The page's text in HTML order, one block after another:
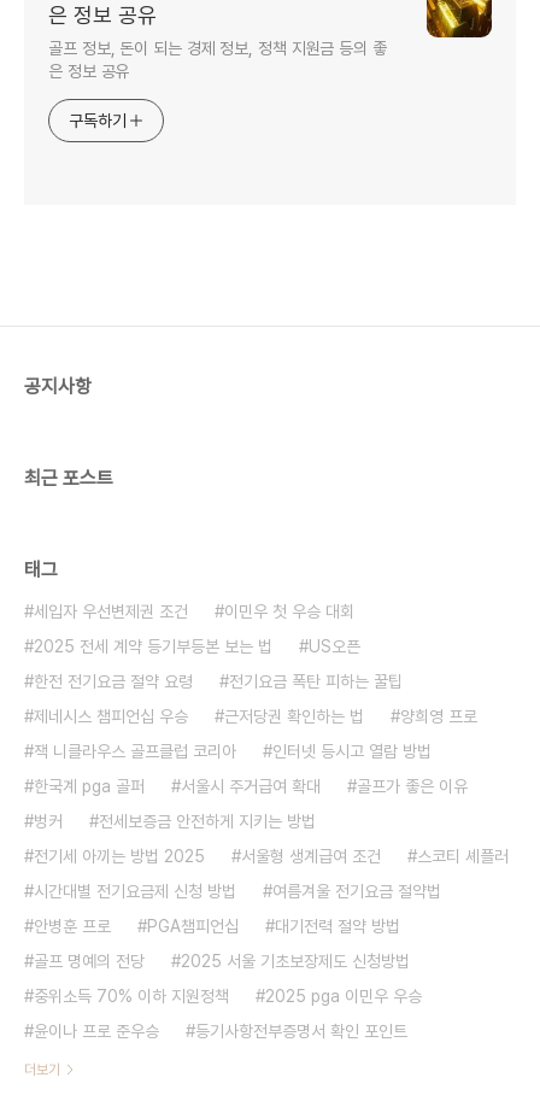
은 정보 공유
골프 정보, 돈이 되는 경제 정보, 정책 지원금 등의 좋
은 정보 공유
구독하기
공지사항
최근 포스트
태그
세입자 우선변제권 조건
이민우 첫 우승 대회
2025 전세 계약 등기부등본 보는 법
US오픈
한전 전기요금 절약 요령
전기요금 폭탄 피하는 꿀팁
제네시스 챔피언십 우승
근저당권 확인하는 법
양희영 프로
잭 니클라우스 골프클럽 코리아
인터넷 등시고 열람 방법
한국계 pga 골퍼
서울시 주거급여 확대
골프가 좋은 이유
벙커
전세보증금 안전하게 지키는 방법
전기세 아끼는 방법 2025
서울형 생계급여 조건
스코티 셰플러
시간대별 전기요금제 신청 방법
여름겨울 전기요금 절약법
안병훈 프로
PGA챔피언십
대기전력 절약 방법
골프 명예의 전당
2025 서울 기초보장제도 신청방법
중위소득 70% 이하 지원정책
2025 pga 이민우 우승
윤이나 프로 준우승
등기사항전부증명서 확인 포인트
더보기